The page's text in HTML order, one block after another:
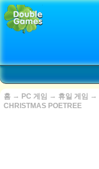
홈 → PC 게임 → 휴일 게임 →
CHRISTMAS POETREE